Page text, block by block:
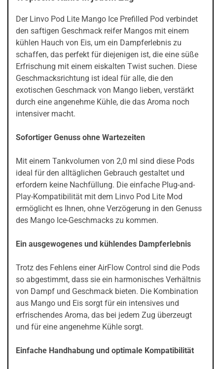
Der Linvo Pod Lite Mango Ice Prefilled Pod verbindet
den saftigen Geschmack reifer Mangos mit einem
kühlen Hauch von Eis, um ein Dampferlebnis zu
schaffen, das perfekt für diejenigen ist, die eine süße
Erfrischung mit einem eiskalten Twist suchen. Diese
Geschmacksrichtung ist ideal für alle, die den
exotischen Geschmack von Mango lieben, verstärkt
durch eine angenehme Kühle, die das Aroma noch
intensiver macht.
Sofortiger Genuss ohne Wartezeiten
Mit einem Tankvolumen von 2,0 ml sind diese Pods
ideal für den alltäglichen Gebrauch gestaltet und
erfordern keine Nachfüllung. Die einfache Plug-and-
Play-Kompatibilität mit dem Linvo Pod Lite Mod
ermöglicht es Ihnen, ohne Verzögerung in den Genuss
des Mango Ice-Geschmacks zu kommen.
Ein ausgewogenes und kühlendes Dampferlebnis
Trotz des Fehlens einer AirFlow Control sind die Pods
so abgestimmt, dass sie ein harmonisches Verhältnis
von Dampf und Geschmack bieten. Die Kombination
aus Mango und Eis sorgt für ein intensives und
erfrischendes Aroma, das bei jedem Zug überzeugt
und für eine angenehme Kühle sorgt.
Einfache Handhabung und optimale Kompatibilität